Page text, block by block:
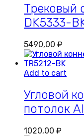
Трековый
DK5333-
5490,00 ₽
Add to cart
Угловой
потолок
1020,00 ₽